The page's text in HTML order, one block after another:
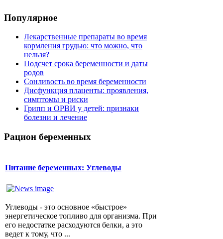
Популярное
Лекарственные препараты во время
кормления грудью: что можно, что
нельзя?
Подсчет срока беременности и даты
родов
Сонливость во время беременности
Дисфункция плаценты: проявления,
симптомы и риски
Грипп и ОРВИ у детей: признаки
болезни и лечение
Рацион беременных
Питание беременных: Углеводы
Углеводы - это основное «быстрое»
энергетическое топливо для организма. При
его недостатке расходуются белки, а это
ведет к тому, что ...